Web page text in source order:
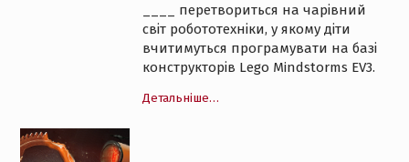
____ перетвориться на чарівний
світ робототехніки, у якому діти
вчитимуться програмувати на базі
конструкторів Lego Mindstorms EV3.
Детальніше…